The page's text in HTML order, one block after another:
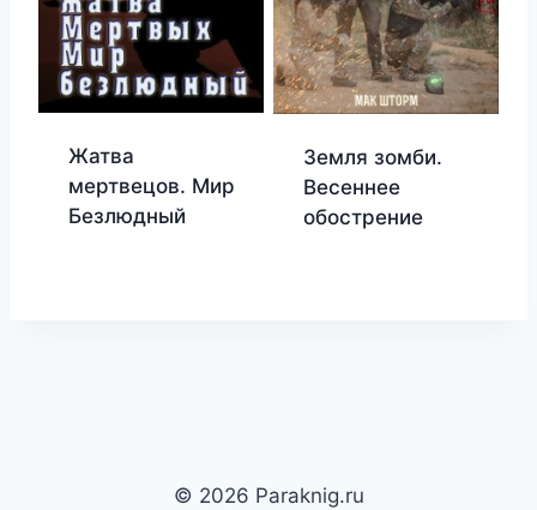
Жатва
мертвецов. Мир
Безлюдный
Земля зомби.
Весеннее
обострение
© 2026 Paraknig.ru